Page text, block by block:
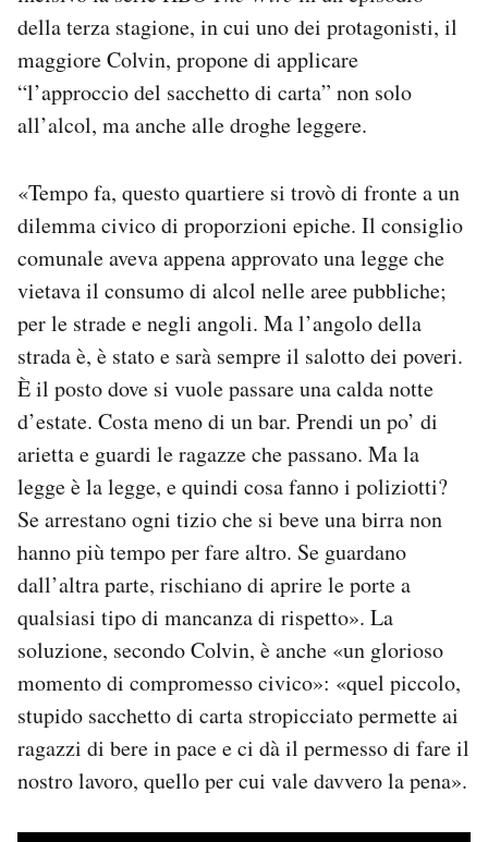
della terza stagione, in cui uno dei protagonisti, il
maggiore Colvin, propone di applicare
“l’approccio del sacchetto di carta” non solo
all’alcol, ma anche alle droghe leggere.
«Tempo fa, questo quartiere si trovò di fronte a un
dilemma civico di proporzioni epiche. Il consiglio
comunale aveva appena approvato una legge che
vietava il consumo di alcol nelle aree pubbliche;
per le strade e negli angoli. Ma l’angolo della
strada è, è stato e sarà sempre il salotto dei poveri.
È il posto dove si vuole passare una calda notte
d’estate. Costa meno di un bar. Prendi un po’ di
arietta e guardi le ragazze che passano. Ma la
legge è la legge, e quindi cosa fanno i poliziotti?
Se arrestano ogni tizio che si beve una birra non
hanno più tempo per fare altro. Se guardano
dall’altra parte, rischiano di aprire le porte a
qualsiasi tipo di mancanza di rispetto». La
soluzione, secondo Colvin, è anche «un glorioso
momento di compromesso civico»: «quel piccolo,
stupido sacchetto di carta stropicciato permette ai
ragazzi di bere in pace e ci dà il permesso di fare il
nostro lavoro, quello per cui vale davvero la pena».